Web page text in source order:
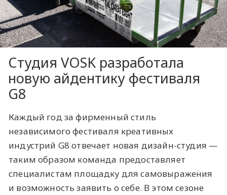
Студия VOSK разработала
новую айдентику фестиваля
G8
Каждый год за фирменный стиль
независимого фестиваля креативных
индустрий G8 отвечает новая дизайн-студия —
таким образом команда предоставляет
специалистам площадку для самовыражения
и возможность заявить о себе. В этом сезоне